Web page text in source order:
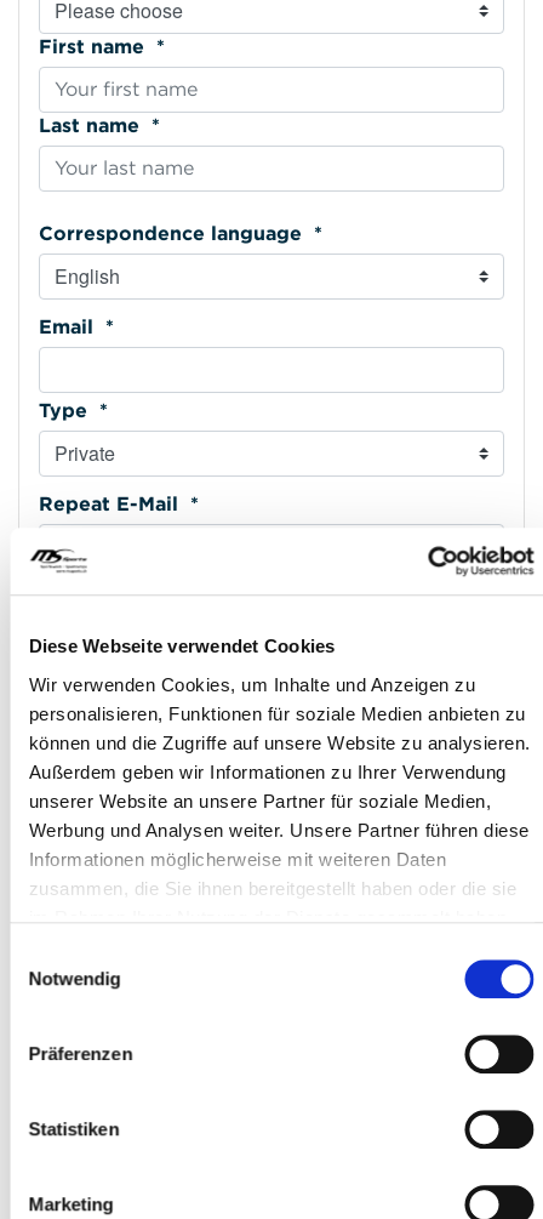
Diese Webseite verwendet Cookies
Wir verwenden Cookies, um Inhalte und Anzeigen zu
personalisieren, Funktionen für soziale Medien anbieten zu
können und die Zugriffe auf unsere Website zu analysieren.
Außerdem geben wir Informationen zu Ihrer Verwendung
unserer Website an unsere Partner für soziale Medien,
Werbung und Analysen weiter. Unsere Partner führen diese
Informationen möglicherweise mit weiteren Daten
zusammen, die Sie ihnen bereitgestellt haben oder die sie
Notwendig
Präferenzen
Statistiken
Marketing
First name *
Last name *
Correspondence language *
Email *
Type *
Repeat E-Mail *
Phone mobile *
Type *
Address line 1 *
Postal code *
City *